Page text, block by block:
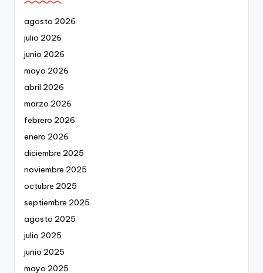
agosto 2026
julio 2026
junio 2026
mayo 2026
abril 2026
marzo 2026
febrero 2026
enero 2026
diciembre 2025
noviembre 2025
octubre 2025
septiembre 2025
agosto 2025
julio 2025
junio 2025
mayo 2025